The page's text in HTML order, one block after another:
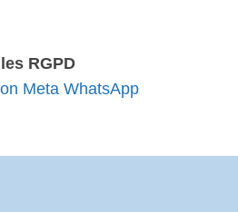
RGPD
Meta WhatsApp